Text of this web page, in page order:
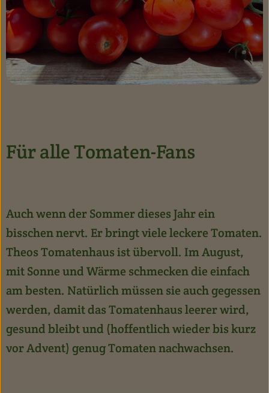
Für alle Tomaten-Fans
Auch wenn der Sommer dieses Jahr ein
bisschen nervt. Er bringt viele leckere Tomaten.
Theos Tomatenhaus ist übervoll. Im August,
mit Sonne und Wärme schmecken die einfach
am besten. Natürlich müssen sie auch gegessen
werden, damit das Tomatenhaus leerer wird,
gesund bleibt und (hoffentlich wieder bis kurz
vor Advent) genug Tomaten nachwachsen.